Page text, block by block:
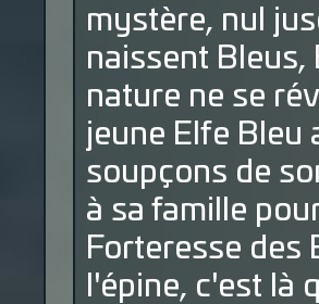
mystère, nul
naissent Bleus,
nature ne se
jeune Elfe Bleu
soupçons de
à sa famille
Forteresse des
l'épine, c'est là